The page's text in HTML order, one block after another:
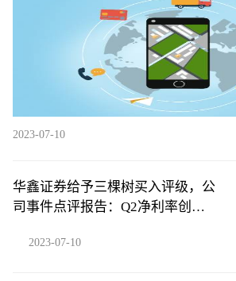
2023-07-10
华鑫证券给予三棵树买入评级，公
司事件点评报告：Q2净利率创新
2023-07-10